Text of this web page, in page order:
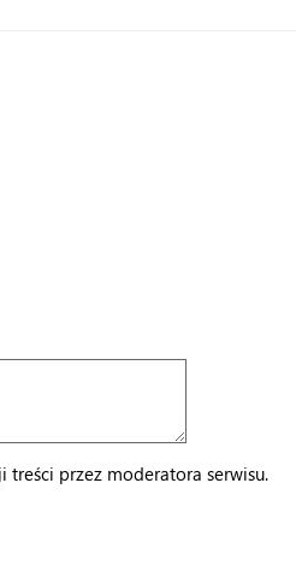
przez moderatora serwisu.